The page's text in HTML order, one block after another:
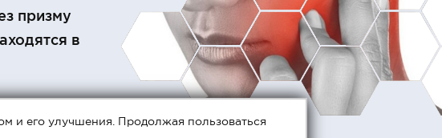
призму
в
и его улучшения. Продолжая пользоваться